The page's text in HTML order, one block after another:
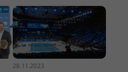
28.11.2023